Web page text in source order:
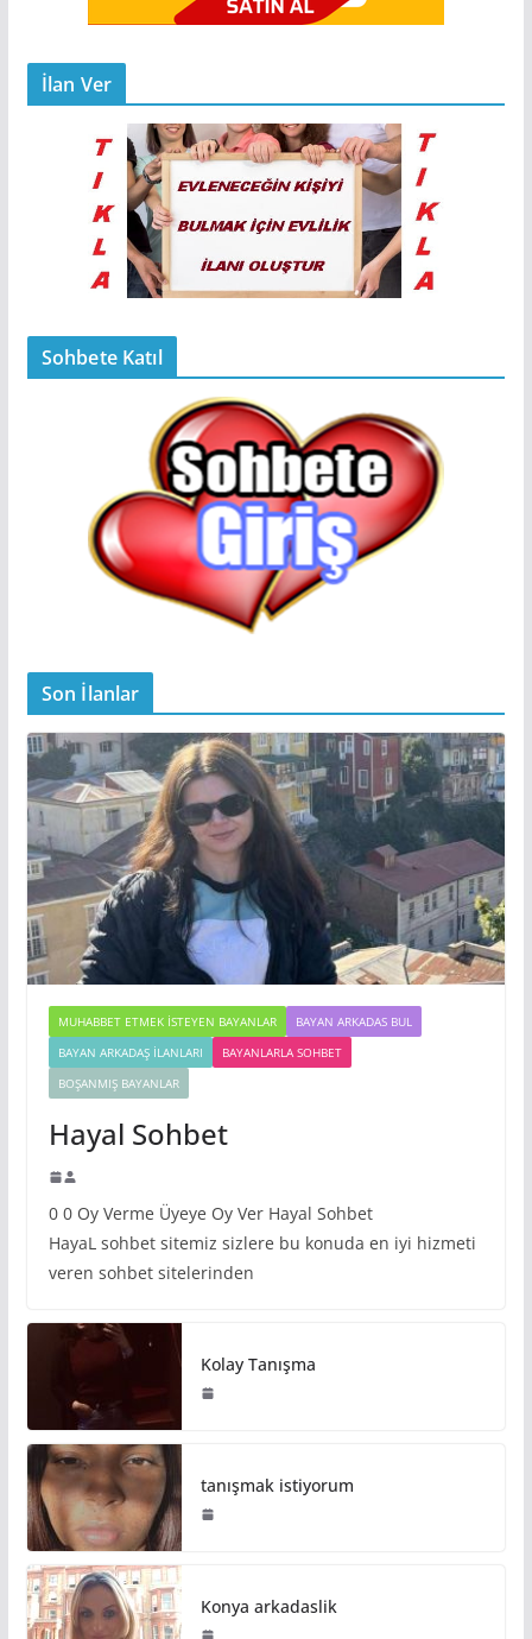
İlan Ver
Sohbete Katıl
Son İlanlar
MUHABBET ETMEK İSTEYEN BAYANLAR
BAYAN ARKADAS BUL
BAYAN ARKADAŞ İLANLARI
BAYANLARLA SOHBET
BOŞANMIŞ BAYANLAR
Hayal Sohbet
0 0 Oy Verme Üyeye Oy Ver Hayal Sohbet
HayaL sohbet sitemiz sizlere bu konuda en iyi hizmeti
veren sohbet sitelerinden
Kolay Tanışma
tanışmak istiyorum
Konya arkadaslik